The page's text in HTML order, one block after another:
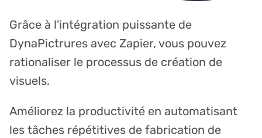
Grâce à l'intégration puissante de
DynaPictrures avec Zapier, vous pouvez
rationaliser le processus de création de
visuels.
Améliorez la productivité en automatisant
les tâches répétitives de fabrication de